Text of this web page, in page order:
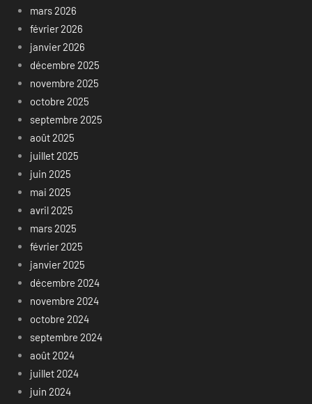
mars 2026
février 2026
janvier 2026
décembre 2025
novembre 2025
octobre 2025
septembre 2025
août 2025
juillet 2025
juin 2025
mai 2025
avril 2025
mars 2025
février 2025
janvier 2025
décembre 2024
novembre 2024
octobre 2024
septembre 2024
août 2024
juillet 2024
juin 2024